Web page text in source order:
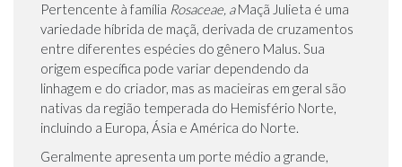
Pertencente à família Rosaceae, aMaçã Julieta é uma
variedade híbrida de maçã, derivada de cruzamentos
entre diferentes espécies do gênero Malus. Sua
origem específica pode variar dependendo da
linhagem e do criador, mas as macieiras em geral são
nativas da região temperada do Hemisfério Norte,
incluindo a Europa, Ásia e América do Norte.
Geralmente apresenta um porte médio a grande,